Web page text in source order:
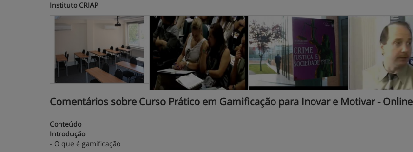
Instituto CRIAP
Comentários sobre Curso Prático em Gamificação para Inovar e Motivar - Online
Conteúdo
Introdução
- O que é gamificação